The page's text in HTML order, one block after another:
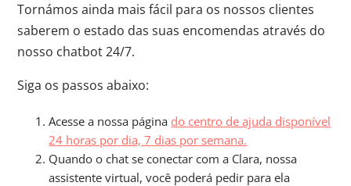
Tornámos ainda mais fácil para os nossos clientes
saberem o estado das suas encomendas através do
nosso chatbot 24/7.
Siga os passos abaixo:
Acesse a nossa página do centro de ajuda disponível
24 horas por dia, 7 dias por semana.
Quando o chat se conectar com a Clara, nossa
assistente virtual, você poderá pedir para ela